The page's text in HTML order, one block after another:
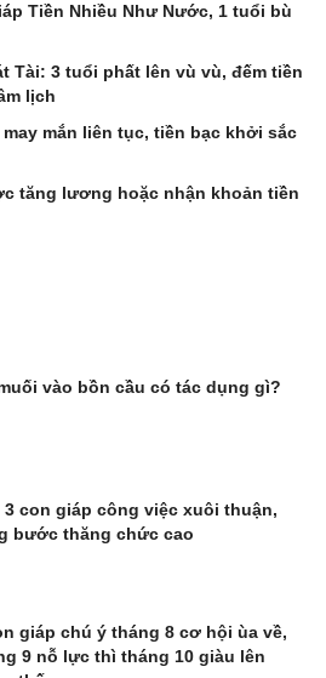
Tiền Nhiều Như Nước, 1 tuổi bù
Tài: 3 tuổi phất lên vù vù, đếm tiền
lịch
mắn liên tục, tiền bạc khởi sắc
tăng lương hoặc nhận khoản tiền
vào bồn cầu có tác dụng gì?
3 con giáp công việc xuôi thuận,
bước thăng chức cao
giáp chú ý tháng 8 cơ hội ùa về,
9 nỗ lực thì tháng 10 giàu lên